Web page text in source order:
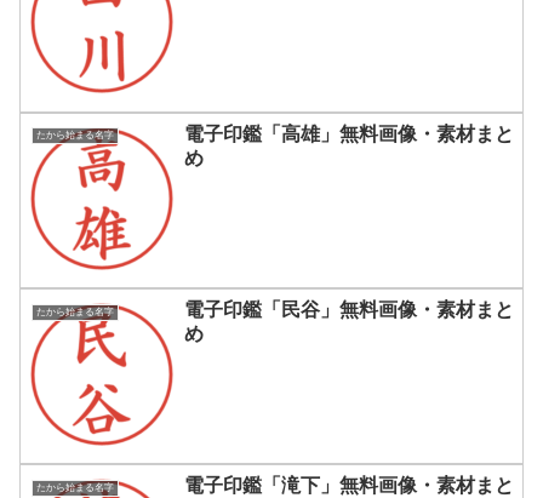
たから始まる名字
電子印鑑「高雄」無料画像・素材まと
め
たから始まる名字
電子印鑑「民谷」無料画像・素材まと
め
たから始まる名字
電子印鑑「滝下」無料画像・素材まと